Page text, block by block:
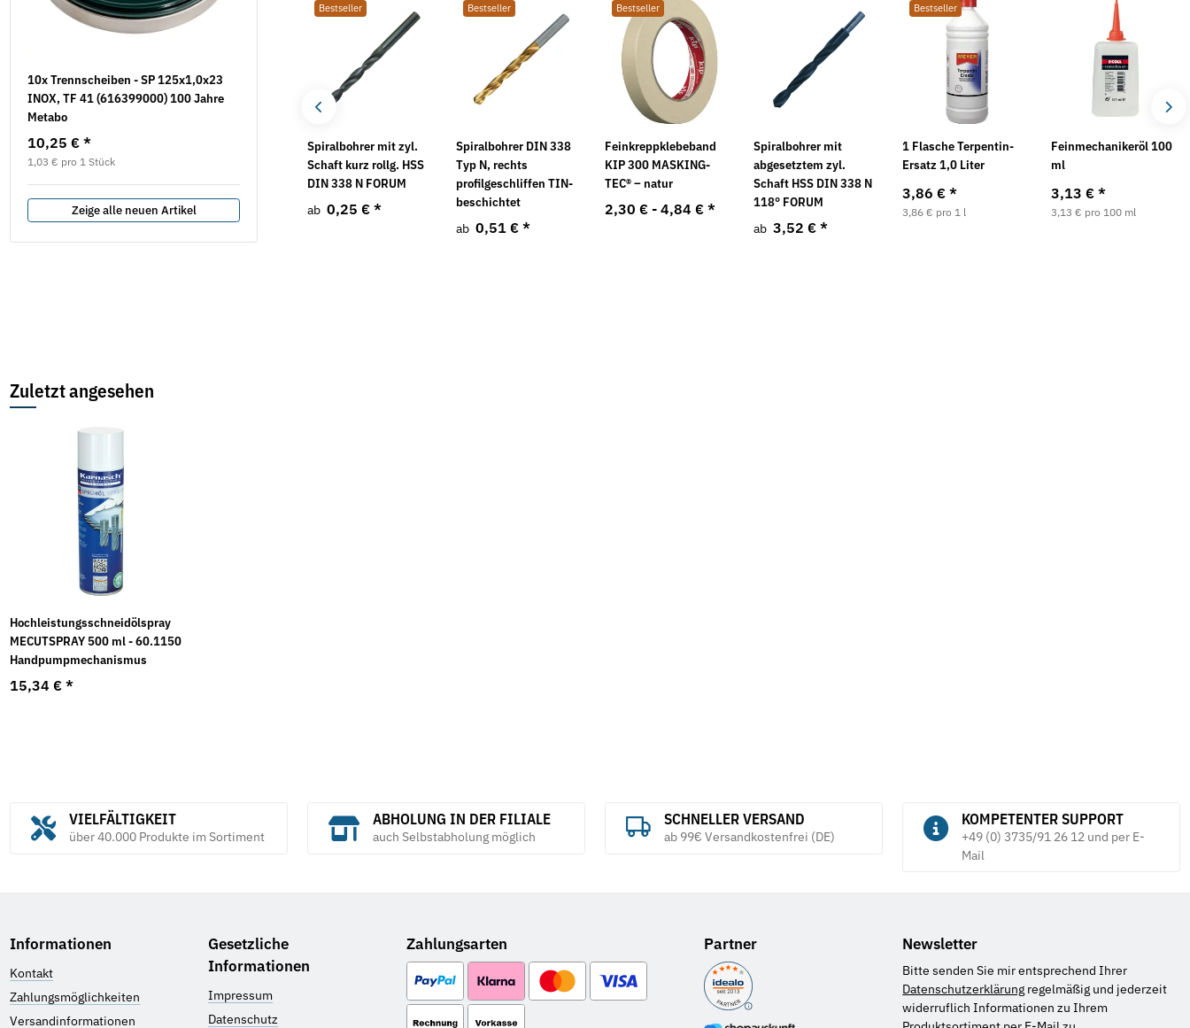
Bestseller
Hochleistungs-
Schneidöl opta® Cut
2000
8,66 €*
Bestseller
4,10 € pro 1 l
Bestseller
Spiralbohrer mit zyl.
Schaft kurz rollg. HSS
DIN 338 N FORUM
ab 0,25 € *
Bestseller
Spiralbohrer DIN 338
Typ N, rechts
profilgeschliffen TIN-
beschichtet
ab 0,51 € *
Bestseller
Feinkreppklebeband
KIP 300 MASKING-
TEC® – natur
2,30 € -4,84 €*
Spiralbohrer mit
abgesetztem zyl.
Schaft HSS DIN 338 N
118° FORUM
ab 3,52 € *
Bestseller
1 Flasche Terpentin-
Ersatz 1,0 Liter
3,86 €*
3,86 € pro 1 l
Feinmechanikeröl 100
ml
3,13 €*
3,13 € pro 100 ml
10x Trennscheiben - SP 125x1,0x23
INOX, TF 41 (616399000) 100 Jahre
Metabo
10,25 € *
1,03 € pro 1 Stück
Werkzeugaufnahme STZY für
Schleifhülsen
Taschenbandmaß PRO-FLEX 3 m
Klebeband - BOPP 50 mm x 66 m, leise
0,03 € pro 1 m
Knopfzelle Duracell 1,5 V LR 43 2er
Pack (Blister)
2,70 €
Zeige alle neuen Artikel
Zuletzt angesehen
Hochleistungsschneidölspray
MECUTSPRAY 500 ml - 60.1150
Handpumpmechanismus
15,34 €*
VIELFÄLTIGKEIT
über 40.000 Produkte im Sortiment
ABHOLUNG IN DER FILIALE
auch Selbstabholung möglich
SCHNELLER VERSAND
ab 99€ Versandkostenfrei (DE)
KOMPETENTER SUPPORT
+49 (0) 3735/91 26 12 und per E-
Mail
Informationen
Kontakt
Zahlungsmöglichkeiten
Versandinformationen
Gesetzliche
Informationen
Impressum
Datenschutz
Zahlungsarten Partner Newsletter
Bitte senden Sie mir entsprechend Ihrer
Datenschutzerklärung regelmäßig und jederzeit
widerruflich Informationen zu Ihrem